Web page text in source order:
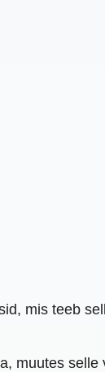
mis teeb
muutes selle